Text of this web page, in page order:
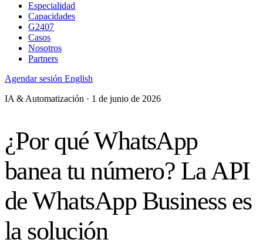
Especialidad
Capacidades
G2407
Casos
Nosotros
Partners
Agendar sesión English
IA & Automatización · 1 de junio de 2026
¿Por qué WhatsApp
banea tu número? La API
de WhatsApp Business es
la solución